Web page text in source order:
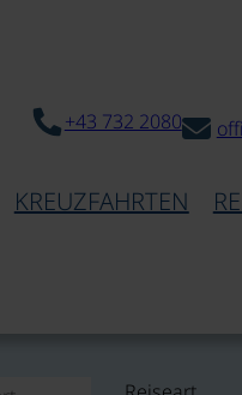
+43 732 2080
KREUZFAHRTEN